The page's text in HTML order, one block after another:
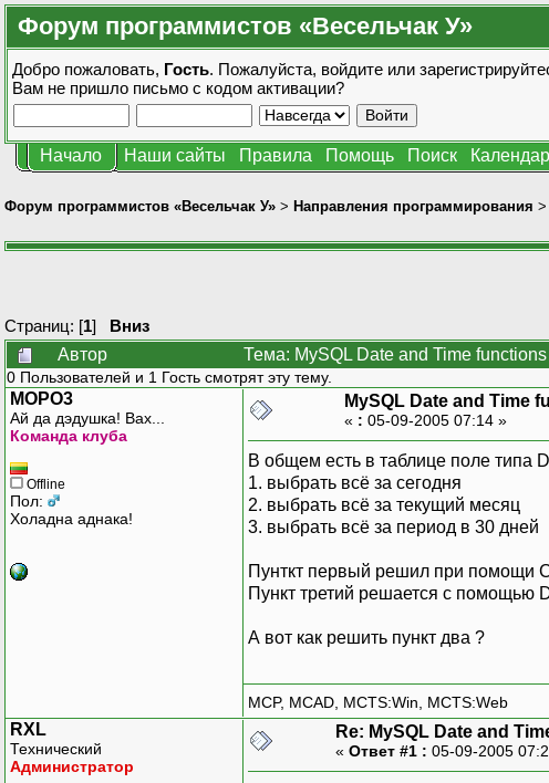
Форум программистов «Весельчак У»
Добро пожаловать, Гость. Пожалуйста, войдите или
Вам не пришло письмо с кодом активации?
Начало Наши сайты Правила Помощь Поиск
Форум программистов «Весельчак У» > Направления программирования >
Страниц: [1] Вниз
Автор
Тема: MySQL Date and Time
0 Пользователей и 1 Гость смотрят эту тему.
MOPO3
Ай да дэдушка! Вах...
Команда клуба
Offline
Пол:
Холадна аднака!
MySQL Date and Time
« : 05-09-2005 07:14 »
В общем есть в таблице поле типа
1. выбрать всё за сегодня
2. выбрать всё за текущий месяц
3. выбрать всё за период в 30 дней
Пунткт первый решил при помощи
Пункт третий решается с помощью
А вот как решить пункт два ?
MCP, MCAD, MCTS:Win, MCTS:Web
RXL
Технический
Администратор
Re: MySQL Date and
« Ответ #1 : 05-09-2005